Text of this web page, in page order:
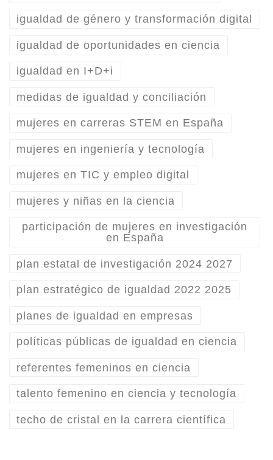
igualdad de género y transformación digital
igualdad de oportunidades en ciencia
igualdad en I+D+i
medidas de igualdad y conciliación
mujeres en carreras STEM en España
mujeres en ingeniería y tecnología
mujeres en TIC y empleo digital
mujeres y niñas en la ciencia
participación de mujeres en investigación
en España
plan estatal de investigación 2024 2027
plan estratégico de igualdad 2022 2025
planes de igualdad en empresas
políticas públicas de igualdad en ciencia
referentes femeninos en ciencia
talento femenino en ciencia y tecnología
techo de cristal en la carrera científica